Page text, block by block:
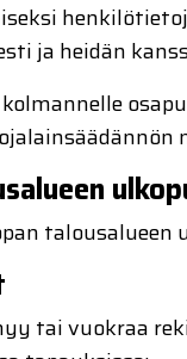
ja heidän
talousalueen
tai vuokraa